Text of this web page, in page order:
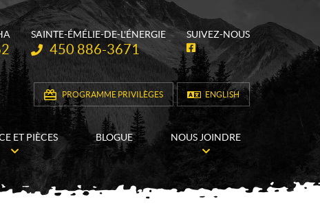
SAINTE-ÉMÉLIE-DE-L'ÉNERGIE
Téléphone :
450 886-3671
SUIVEZ-NOUS
F
a
c
e
b
o
o
PROGRAMME PRIVILÈGES ENGLISH
ET PIÈCES BLOGUE NOUS JOINDRE